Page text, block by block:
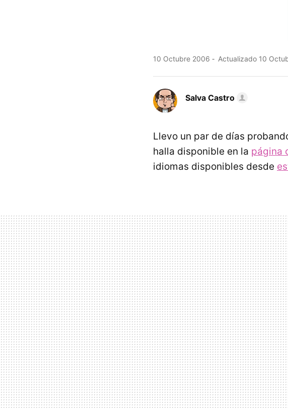
10 Octubre 2006 Actualizado 10
Salva Castro
Llevo un par de días
halla disponible en la página
idiomas disponibles desde